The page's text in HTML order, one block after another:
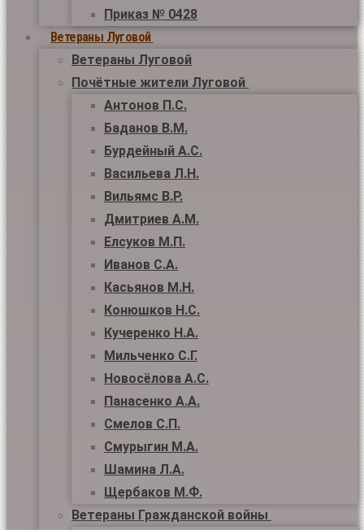
Приказ № 0428
Ветераны Луговой
Ветераны Луговой
Почётные жители Луговой
Антонов П.С.
Баданов В.М.
Бурдейный А.С.
Васильева Л.Н.
Вильямс В.Р.
Дмитриев А.М.
Елсуков М.П.
Иванов С.А.
Касьянов М.Н.
Конюшков Н.С.
Кучеренко Н.А.
Мильченко С.Г.
Новосёлова А.С.
Панасенко А.А.
Смелов С.П.
Смурыгин М.А.
Шамина Л.А.
Щербаков М.Ф.
Ветераны Гражданской войны